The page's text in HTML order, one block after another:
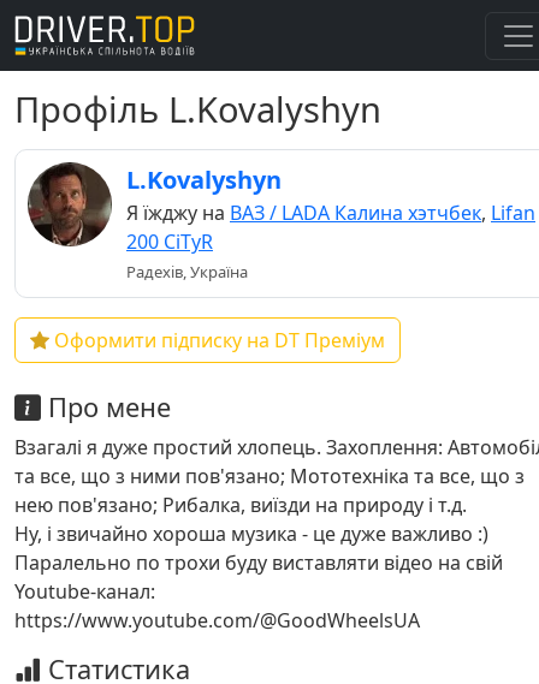
Профіль L.Kovalyshyn
L.Kovalyshyn
Я їжджу на ВАЗ / LADA Калина хэтчбек, Lifan
200 CiTyR
Радехів, Україна
Оформити підписку на DT Преміум
Про мене
Взагалі я дуже простий хлопець. Захоплення:
та все, що з ними пов'язано; Мототехніка та все, що з
нею пов'язано; Рибалка, виїзди на природу і т.д.
Ну, і звичайно хороша музика - це дуже важливо :)
Паралельно по трохи буду виставляти відео на свій
Youtube-канал:
https://www.youtube.com/@GoodWheelsUA
Статистика